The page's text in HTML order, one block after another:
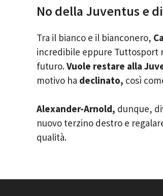
No della Juventus e
Tra il bianco e il bianconero,
incredibile eppure Tuttosport
futuro.Vuole restare alla
motivo ha declinato, così
Alexander-Arnold, dunque,
nuovo terzino destro e
qualità.